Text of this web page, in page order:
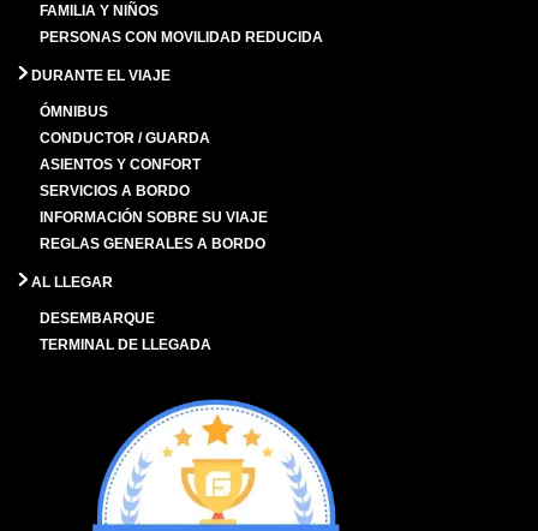
FAMILIA Y NIÑOS
PERSONAS CON MOVILIDAD REDUCIDA
DURANTE EL VIAJE
ÓMNIBUS
CONDUCTOR / GUARDA
ASIENTOS Y CONFORT
SERVICIOS A BORDO
INFORMACIÓN SOBRE SU VIAJE
REGLAS GENERALES A BORDO
AL LLEGAR
DESEMBARQUE
TERMINAL DE LLEGADA